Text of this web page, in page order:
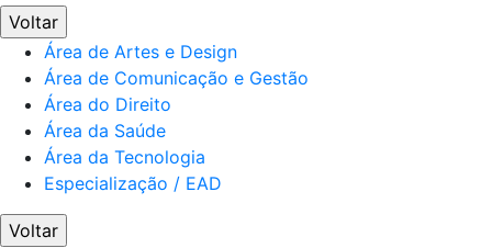
Voltar
Área de Artes e Design
Área de Comunicação e Gestão
Área do Direito
Área da Saúde
Área da Tecnologia
Especialização / EAD
Voltar